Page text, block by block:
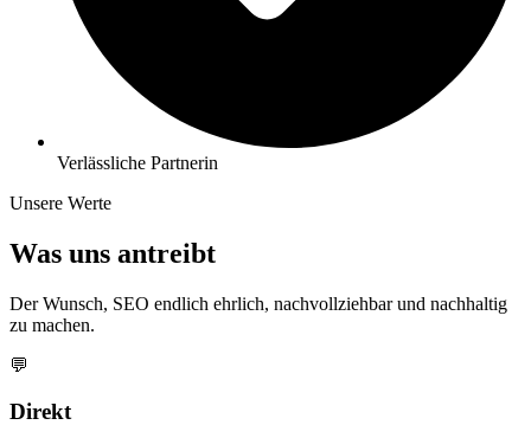
Verlässliche Partnerin
Unsere Werte
Was uns antreibt
Der Wunsch, SEO endlich ehrlich, nachvollziehbar und nachhaltig
zu machen.
💬
Direkt